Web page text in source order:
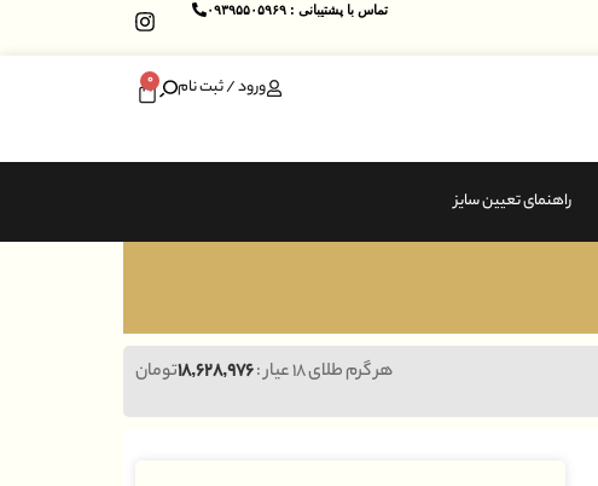
تماس با پشتیبانی : ۰۹۳۹۵۵۰۵۹۶۹
0 ورود / ثبت نام
راهنمای تعیین سایز
تومان۱۸,۶۲۸,۹۷۶ هر گرم طلای ۱۸ عیار :